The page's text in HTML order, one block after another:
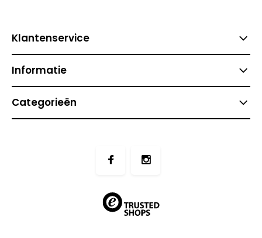
Klantenservice
Informatie
Categorieën